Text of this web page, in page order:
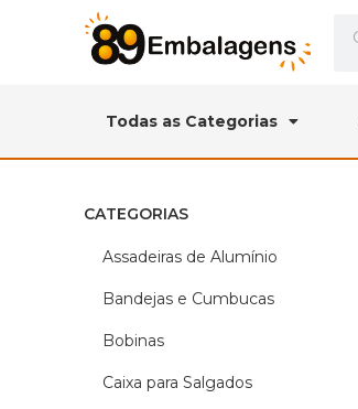
Todas as Categorias
CATEGORIAS
Assadeiras de Alumínio
Bandejas e Cumbucas
Bobinas
Caixa para Salgados